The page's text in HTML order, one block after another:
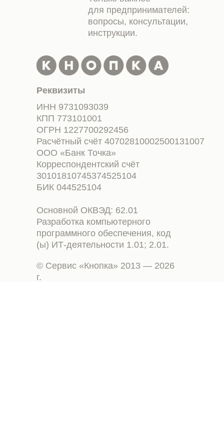
для предпринимателей:
вопросы, консультации,
инструкции.
Реквизиты
Основной ОКВЭД: 62.01
Разработка компьютерного
программного обеспечения, код
(ы) ИТ-деятельности 1.01; 2.01.
ИНН 9731093039
КПП 773101001
ОГРН 1227700292456
Расчётный счёт 40702810002500131007
ООО «Банк Точка»
Корреспондентский счёт
30101810745374525104
БИК 044525104
© Сервис «Кнопка» 2013 — 2026
г.